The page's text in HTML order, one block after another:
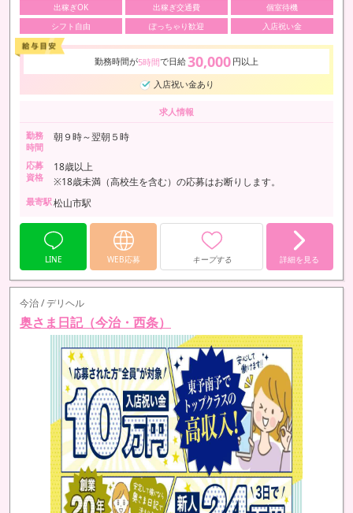
出稼ぎOK 出稼ぎ交通費
個室待機
シフト自由
ぽっちゃり歓迎 入店祝い金
勤務時間が5時間で日給30,000 円以上
入店祝い金あり
求人情報
勤務
時間
朝９時～翌朝５時
応募
資格
18歳以上
※18歳未満（高校生を含む）の応募はお断りします。
最寄駅松山市駅
LINE WEB応募 キープする 詳細を見る
今治 / デリヘル
奥さま日記（今治・西条）